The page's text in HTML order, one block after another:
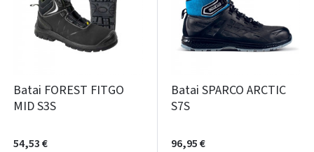
Batai FOREST FITGO
MID S3S
54,53 €
Batai SPARCO ARCTIC
S7S
96,95 €